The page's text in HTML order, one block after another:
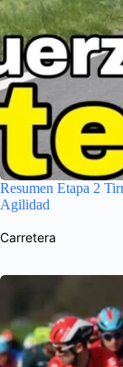
Resumen Etapa 2
Agilidad
Carretera